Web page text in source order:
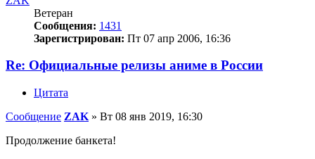
Ветеран
Сообщения: 1431
Зарегистрирован: Пт 07 апр 2006, 16:36
Re: Официальные релизы аниме в России
Цитата
Сообщение ZAK » Вт 08 янв 2019, 16:30
Продолжение банкета!